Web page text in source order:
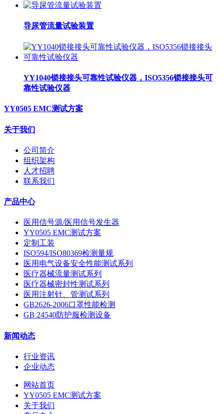
导尿管流量试验装置
YY1040锁接接头可靠性试验仪器，ISO5356锁接接头可
靠性试验仪器
YY0505 EMC测试方案
关于我们
公司简介
组织架构
人才招聘
联系我们
产品中心
医用信号源/医用信号发生器
YY0505 EMC测试方案
定制工装
ISO594/ISO80369检测量规
医用电气设备安全性能测试系列
医疗器械流量测试系列
医疗器械密封性测试系列
医用注射针、管测试系列
GB2626-2006口罩性能检测
GB 24540防护服检测设备
新闻动态
行业资讯
企业动态
网站首页
YY0505 EMC测试方案
关于我们